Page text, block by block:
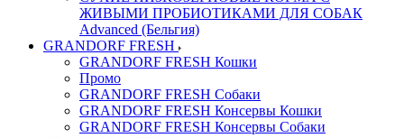
ЖИВЫМИ ПРОБИОТИКАМИ ДЛЯ СОБАК
Advanced (Бельгия)
GRANDORF FRESH
GRANDORF FRESH Кошки
Промо
GRANDORF FRESH Собаки
GRANDORF FRESH Консервы Кошки
GRANDORF FRESH Консервы Собаки